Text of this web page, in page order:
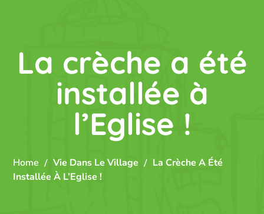
La crèche a été
installée à
l’Eglise !
Home Vie Dans Le Village
La Crèche A Été
Installée À L’Eglise !